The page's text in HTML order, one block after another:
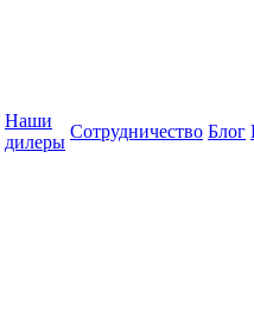
Наши
дилеры
Сотрудничество Блог